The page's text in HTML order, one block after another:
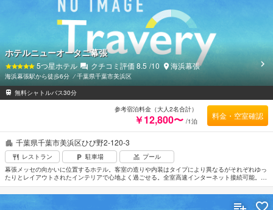
千葉県千葉市美浜区ひび野2-120-3
レストラン 駐車場
プール
幕張メッセの向かいに位置するホテル。客室の造りや内装はタイプにより異なるがそれぞれゆっ
たりとレイアウトされたインテリアで心地よく過ごせる。全室高速インターネット接続可能。充
実した館内施設と確実なサービスで外国人ビジネスマンにも定評がある。約3,000坪の敷地内に
屋内プール、ジムナジアム、ゴルフレンジ、ジャグジー、スパ、エステティックなど多彩な設備
ホテルニューオータニ幕張
5つ星ホテル クチコミ評価8.5 /10 海浜幕張
海浜幕張駅から徒歩6分 ⁄千葉県千葉市美浜区
無料シャトルバス30分
参考宿泊料金（大人2名合計）
￥12,800〜 /1泊
料金・空室確認